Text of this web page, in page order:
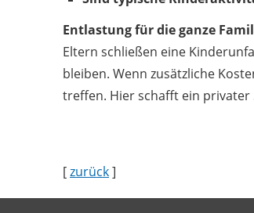
Entlastung für die ganze
Eltern schließen eine
bleiben. Wenn zusätzliche
treffen. Hier schafft ein privater
[zurück]